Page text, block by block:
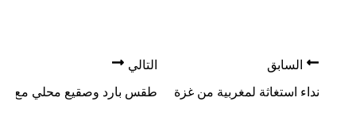
السابق
نداء استغاثة لمغربية من غزة
التالي
طقس بارد وصقيع محلي مع